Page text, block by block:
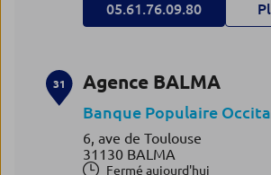
05.61.76.09.80
31 Agence BALMA
Banque Populaire
6, ave de Toulouse
31130 BALMA
Fermé aujourd'hui